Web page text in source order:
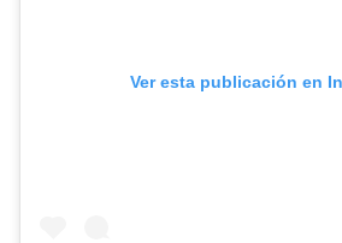
Ver esta publicación en